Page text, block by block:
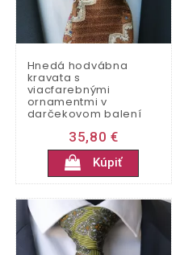
Hnedá hodvábna
kravata s
viacfarebnými
ornamentmi v
darčekovom balení
35,80 €
Kúpiť